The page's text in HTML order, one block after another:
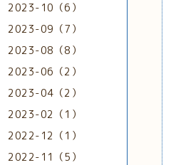
2023-10（6）
2023-09（7）
2023-08（8）
2023-06（2）
2023-04（2）
2023-02（1）
2022-12（1）
2022-11（5）